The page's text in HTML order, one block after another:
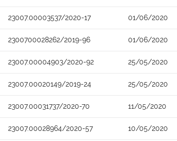
23007.00003537/2020-17 01/06/2020
2300700028262/2019-96 01/06/2020
23007.00004903/2020-92 25/05/2020
23007.00020149/2019-24 25/05/2020
23007.00031737/2020-70 11/05/2020
23007.00028964/2020-57 10/05/2020